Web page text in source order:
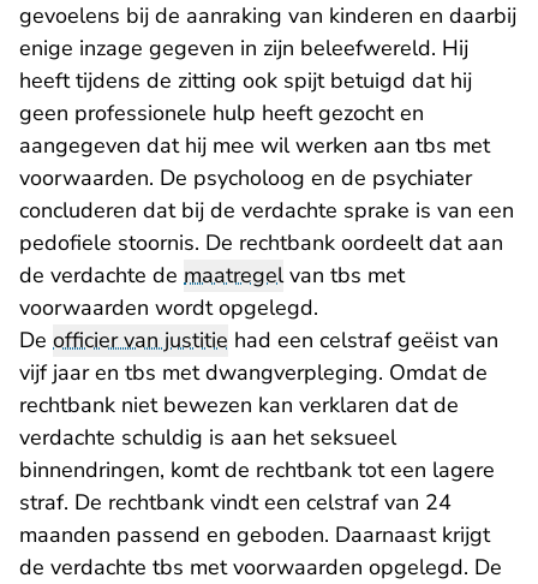
gevoelens bij de aanraking van kinderen en daarbij
enige inzage gegeven in zijn beleefwereld. Hij
heeft tijdens de zitting ook spijt betuigd dat hij
geen professionele hulp heeft gezocht en
aangegeven dat hij mee wil werken aan tbs met
voorwaarden. De psycholoog en de psychiater
concluderen dat bij de verdachte sprake is van een
pedofiele stoornis. De rechtbank oordeelt dat aan
de verdachte de maatregelvan tbs met
voorwaarden wordt opgelegd.
De officier van justitie had een celstraf geëist van
vijf jaar en tbs met dwangverpleging. Omdat de
rechtbank niet bewezen kan verklaren dat de
verdachte schuldig is aan het seksueel
binnendringen, komt de rechtbank tot een lagere
straf. De rechtbank vindt een celstraf van 24
maanden passend en geboden. Daarnaast krijgt
de verdachte tbs met voorwaarden opgelegd. De